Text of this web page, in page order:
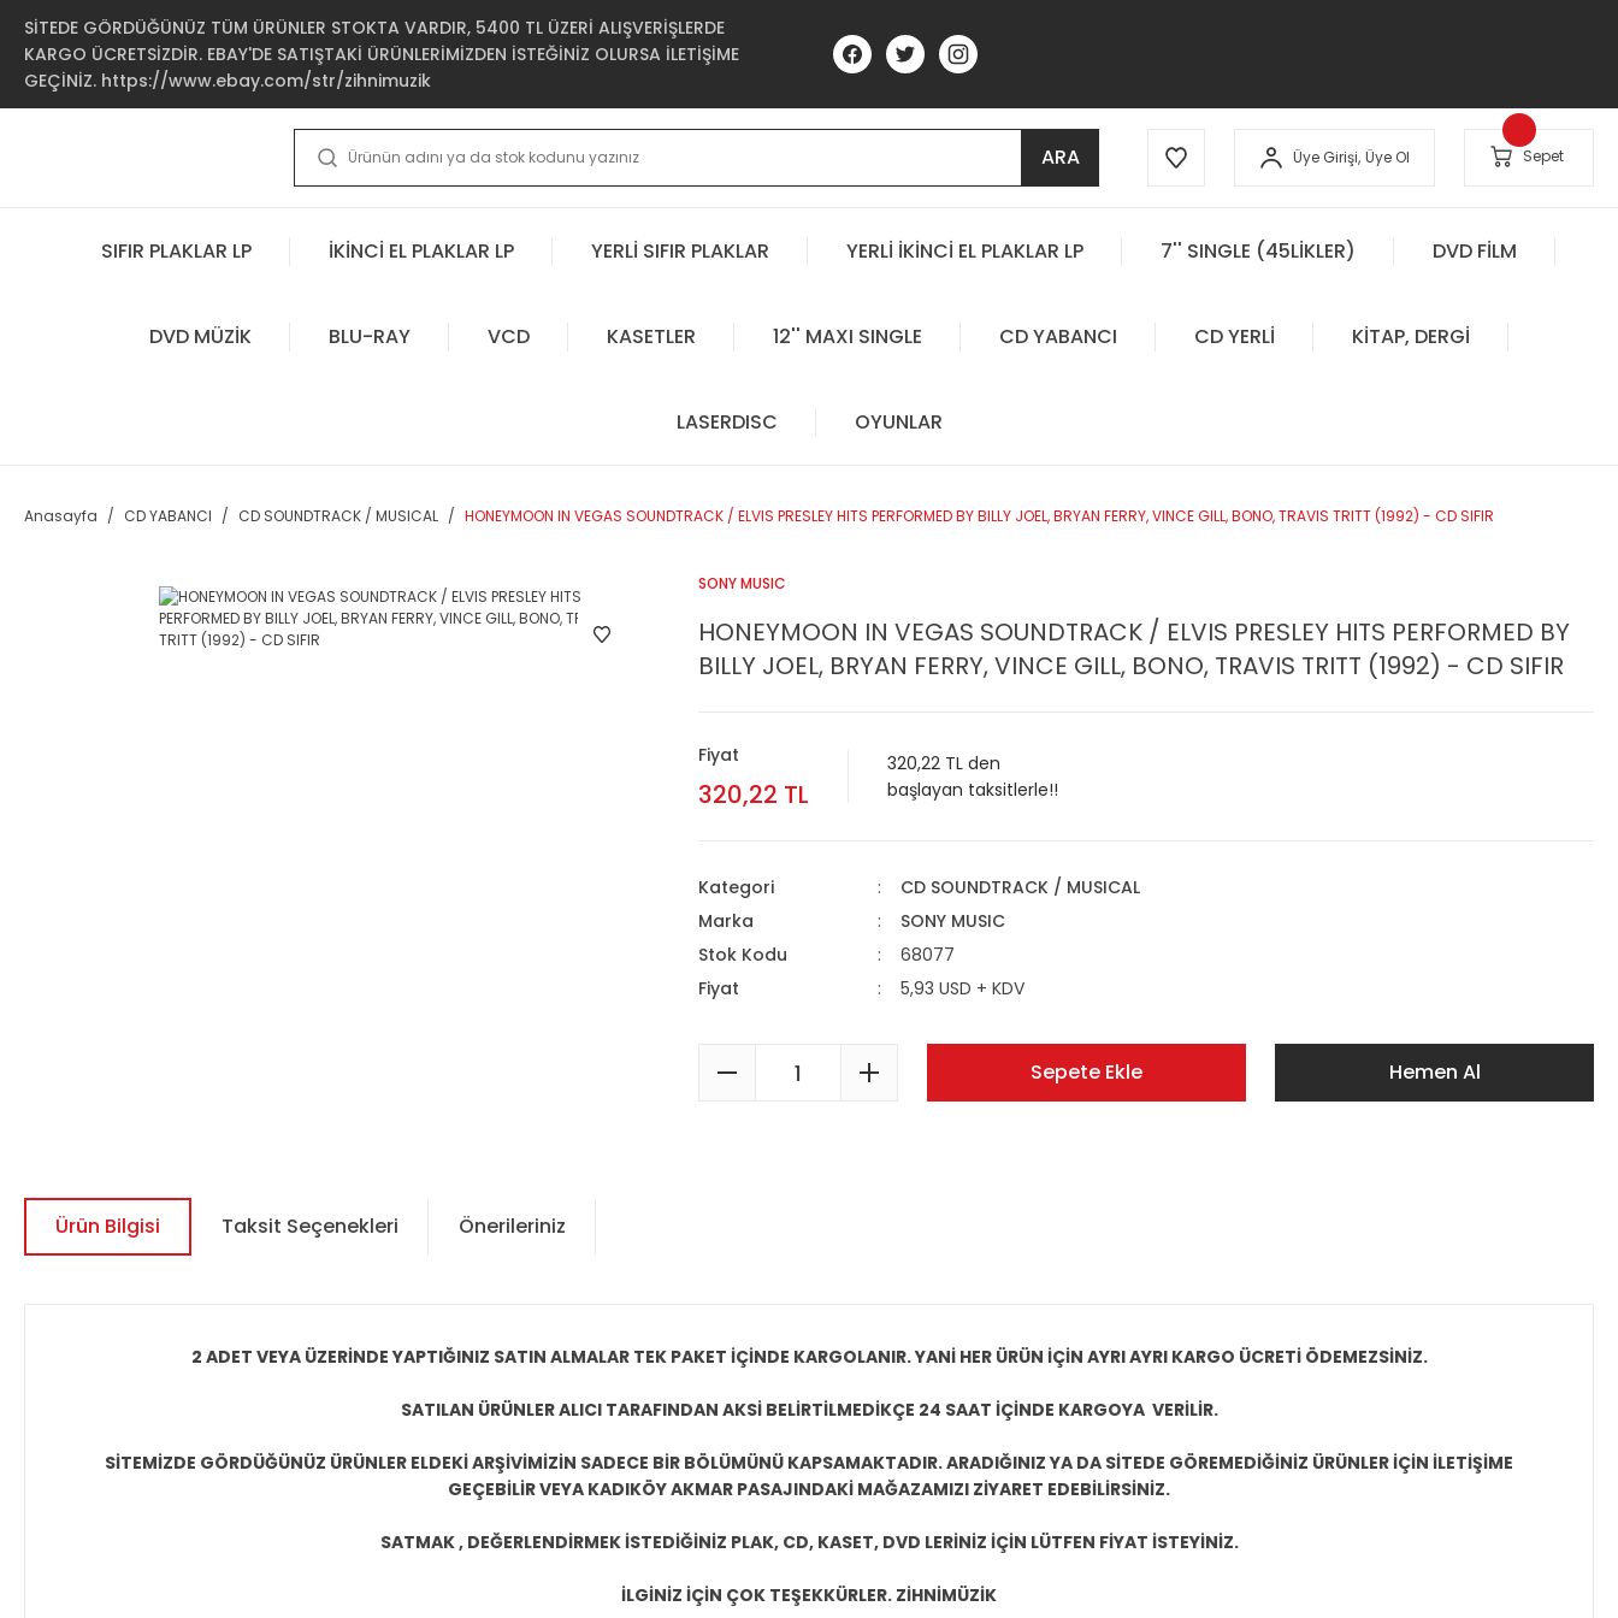
SİTEDE GÖRDÜĞÜNÜZ TÜM ÜRÜNLER STOKTA VARDIR, 5400 TL ÜZERİ ALIŞVERİŞLERDE
KARGO ÜCRETSİZDİR. EBAY'DE SATIŞTAKİ ÜRÜNLERİMİZDEN İSTEĞİNİZ OLURSA İLETİŞİME
GEÇİNİZ. https://www.ebay.com/str/zihnimuzik
ARA Üye Girişi, Üye Ol Sepet
SIFIR PLAKLAR LP İKİNCİ EL PLAKLAR LP YERLİ SIFIR PLAKLAR YERLİ İKİNCİ EL PLAKLAR LP 7'' SINGLE (45LİKLER) DVD FİLM
DVD MÜZİK BLU-RAY VCD KASETLER 12'' MAXI SINGLE CD YABANCI CD YERLİ KİTAP, DERGİ
LASERDISC OYUNLAR
Anasayfa CD YABANCI CD SOUNDTRACK / MUSICAL HONEYMOON IN VEGAS SOUNDTRACK / ELVIS PRESLEY HITS PERFORMED BY BILLY JOEL, BRYAN FERRY, VINCE GILL, BONO, TRAVIS TRITT (1992) - CD SIFIR
SONY MUSIC
HONEYMOON IN VEGAS SOUNDTRACK / ELVIS PRESLEY HITS PERFORMED BY
BILLY JOEL, BRYAN FERRY, VINCE GILL, BONO, TRAVIS TRITT (1992) - CD SIFIR
Fiyat
320,22 TL
320,22 TL den
başlayan taksitlerle!!
Kategori
CD SOUNDTRACK / MUSICAL
Marka
SONY MUSIC
Stok Kodu
68077
Fiyat
5,93 USD + KDV
Sepete Ekle Hemen Al
Ürün Bilgisi Taksit Seçenekleri Önerileriniz
2 ADET VEYA ÜZERİNDE YAPTIĞINIZ SATIN ALMALAR TEK PAKET İÇİNDE KARGOLANIR. YANİ HER ÜRÜN İÇİN AYRI AYRI KARGO ÜCRETİ ÖDEMEZSİNİZ.
SATILAN ÜRÜNLER ALICI TARAFINDAN AKSİ BELİRTİLMEDİKÇE 24 SAAT İÇİNDE KARGOYA VERİLİR.
SİTEMİZDE GÖRDÜĞÜNÜZ ÜRÜNLER ELDEKİ ARŞİVİMİZİN SADECE BİR BÖLÜMÜNÜ KAPSAMAKTADIR. ARADIĞINIZ YA DA SİTEDE GÖREMEDİĞİNİZ ÜRÜNLER İÇİN İLETİŞİME
GEÇEBİLİR VEYA KADIKÖY AKMAR PASAJINDAKİ MAĞAZAMIZI ZİYARET EDEBİLİRSİNİZ.
SATMAK , DEĞERLENDİRMEK İSTEDİĞİNİZ PLAK, CD, KASET, DVD LERİNİZ İÇİN LÜTFEN FİYAT İSTEYİNİZ.
İLGİNİZ İÇİN ÇOK TEŞEKKÜRLER. ZİHNİMÜZİK